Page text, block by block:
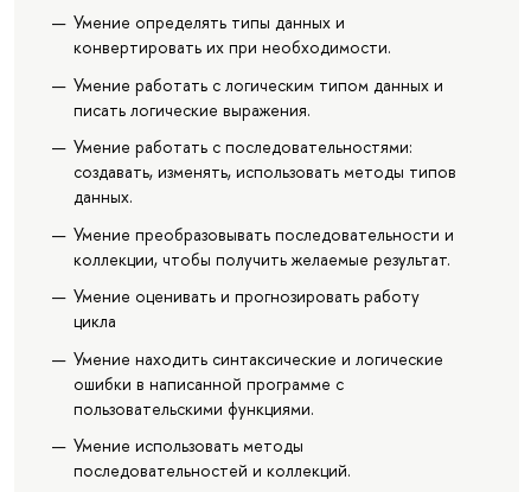
Умение определять типы данных и
конвертировать их при необходимости.
Умение работать с логическим типом данных и
писать логические выражения.
Умение работать с последовательностями:
создавать, изменять, использовать методы типов
данных.
Умение преобразовывать последовательности и
коллекции, чтобы получить желаемые результат.
Умение оценивать и прогнозировать работу
цикла
Умение находить синтаксические и логические
ошибки в написанной программе с
пользовательскими функциями.
Умение использовать методы
последовательностей и коллекций.